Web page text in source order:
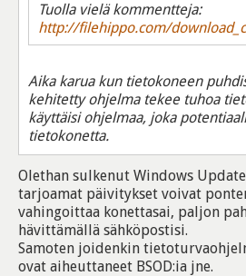
Tuolla vielä kommentteja:
http://filehippo.com/
Aika karua kun tietokoneen
kehitetty ohjelma tekee tuhoa
käyttäisi ohjelmaa, joka
tietokonetta.
Olethan sulkenut Windows
tarjoamat päivitykset voivat
vahingoittaa konettasai, paljon
hävittämällä sähköpostisi.
Samoten joidenkin
ovat aiheuttaneet BSOD:ia jne.